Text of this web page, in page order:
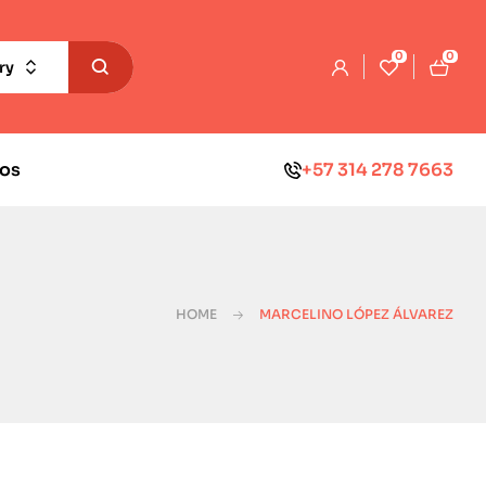
0 0
+57 314 278 7663
HOME MARCELINO LÓPEZ ÁLVAREZ